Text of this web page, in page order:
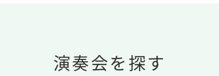
演奏会を探す